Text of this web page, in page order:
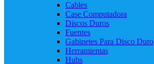
Cables
Case Computadora
Discos Duros
Fuentes
Gabinetes Para Disco Duro
Herramientas
Hubs